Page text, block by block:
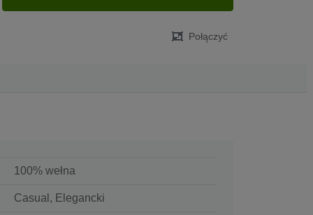
Połączyć
100% wełna
Casual, Elegancki